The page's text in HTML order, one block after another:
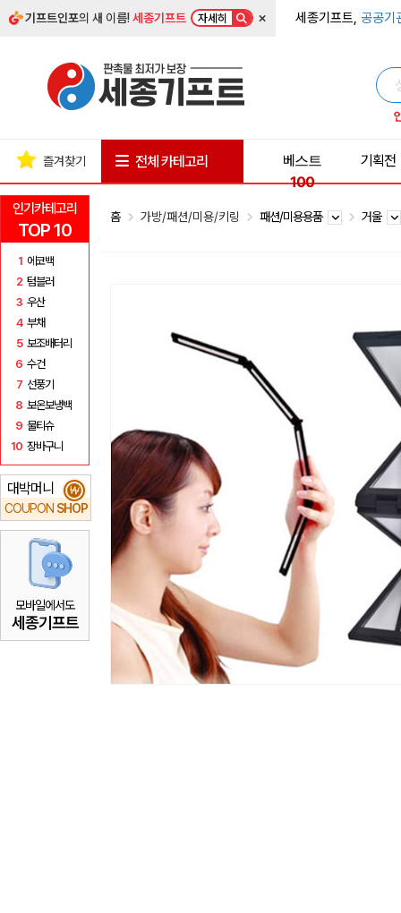
기프트인포의 새 이름!세종기프트 자세히 × 세종기프트, 공공기
인기카테고리
TOP 10
1 에코백
2 텀블러
3 우산
4 부채
5 보조배터리
6 수건
7 선풍기
8 보온보냉백
9 물티슈
10 장바구니
대박머니
COUPON SHOP
₩
모바일에서도
세종기프트
즐겨찾기 전체 카테고리
베스트
100
기획전
홈 가방/패션/미용/키링 패션/미용용품 거울